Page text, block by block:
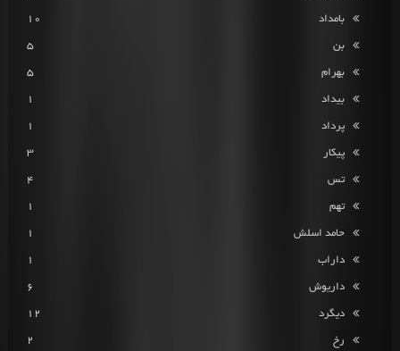
بامداد 10
بن 5
بهرام 5
بیداد 1
پرداد 1
پیکار 3
تس 4
تهم 1
حامد اسلش 1
داراب 1
داریوش 6
دیگرد 12
رخ 2